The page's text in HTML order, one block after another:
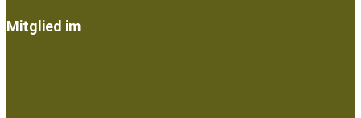
Mitglied im